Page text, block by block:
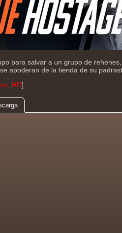
para salvar a un grupo de
apoderan de la tienda de su
HD]